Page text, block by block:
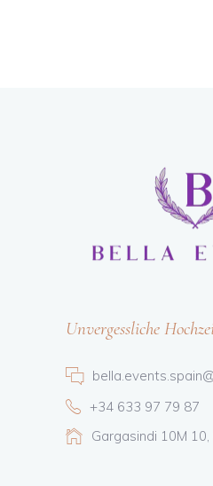
Unvergessliche
+34 633 97 79 87
Gargasindi 10M